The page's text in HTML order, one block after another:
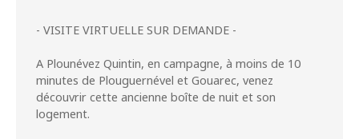
- VISITE VIRTUELLE SUR DEMANDE -
A Plounévez Quintin, en campagne, à moins de 10
minutes de Plouguernével et Gouarec, venez
découvrir cette ancienne boîte de nuit et son
logement.